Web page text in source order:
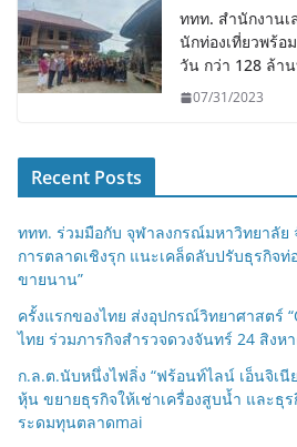
ททท. สำนักงาน
นักท่องเที่ยวพร้อ
วัน กว่า 128 ล้า
07/31/2023
Recent Posts
ททท. ร่วมมือกับ จุฬาลงกรณ์มหาวิทยาลัย
การตลาดเชิงรุก แนะเคล็ดลับปรับธุรกิจท่
ขายนาน”
ครั้งแรกของไทย ส่งอุปกรณ์วิทยาศาสตร์
ไทย ร่วมภารกิจสำรวจดวงจันทร์ 24 สิงห
ก.ล.ต.นับหนึ่งไฟลิ่ง “ฟร้อนท์ไลน์ เอ็นจิเนี
หุ้น ขยายธุรกิจให้เช่าเครื่องสูบน้ำ และธุ
ระดมทุนตลาดmai